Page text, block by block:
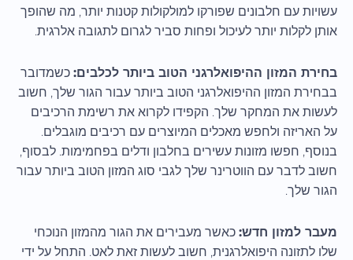
עשויות עם חלבונים שפורקו למולקולות קטנות יותר, מה שהופך
אותן לקלות יותר לעיכול ופחות סביר לגרום לתגובה אלרגית.
בחירת המזון ההיפואלרגני הטוב ביותר לכלבים: כשמדובר
בבחירת המזון ההיפואלרגני הטוב ביותר עבור הגור שלך, חשוב
לעשות את המחקר שלך. הקפידו לקרוא את רשימת הרכיבים
על האריזה ולחפש מאכלים המיוצרים עם רכיבים מוגבלים.
בנוסף, חפשו מזונות עשירים בחלבון ודלים בפחמימות. לבסוף,
חשוב לדבר עם הווטרינר שלך לגבי סוג המזון הטוב ביותר עבור
הגור שלך.
מעבר למזון חדש: כאשר מעבירים את הגור מהמזון הנוכחי
שלו לתזונה היפואלרגנית, חשוב לעשות זאת לאט. התחל על ידי